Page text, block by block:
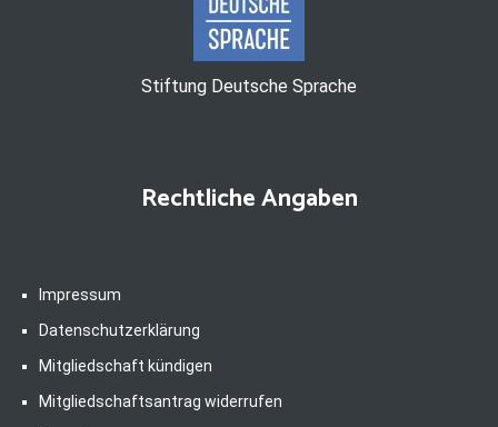
Stiftung Deutsche Sprache
Rechtliche Angaben
Impressum
Datenschutzerklärung
Mitgliedschaft kündigen
Mitgliedschaftsantrag widerrufen